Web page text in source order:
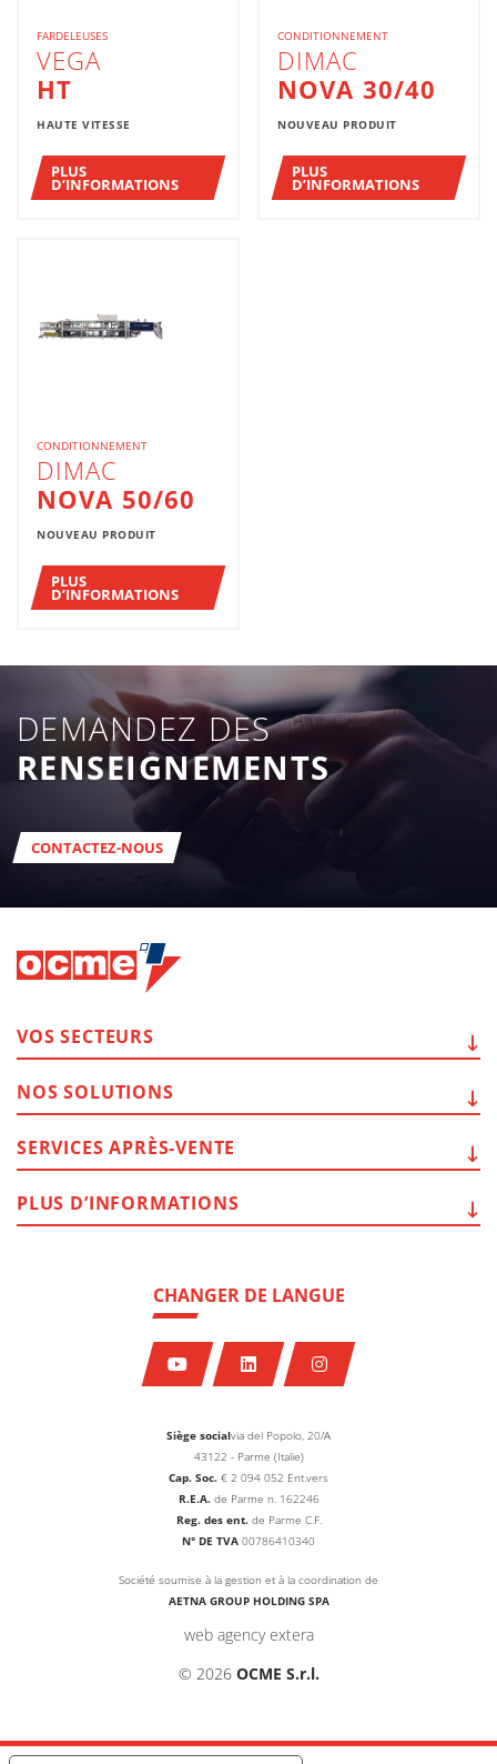
FARDELEUSES
VEGA
HT
HAUTE VITESSE
PLUS
D’INFORMATIONS
CONDITIONNEMENT
DIMAC
NOVA 30/40
NOUVEAU PRODUIT
PLUS
D’INFORMATIONS
CONDITIONNEMENT
DIMAC
NOVA 50/60
NOUVEAU PRODUIT
PLUS
D’INFORMATIONS
DEMANDEZ DES
RENSEIGNEMENTS
CONTACTEZ-NOUS
Siège socialvia del Popolo, 20/A
43122 - Parme (Italie)
Cap. Soc. € 2 094 052 Ent.vers
R.E.A. de Parme n. 162246
Reg. des ent. de Parme C.F.
N° DE TVA 00786410340
Société soumise à la gestion et à la coordination de
AETNA GROUP HOLDING SPA
web agency extera
© 2026 OCME S.r.l.
CHANGER DE LANGUE
VOS SECTEURS
NOS SOLUTIONS
SERVICES APRÈS-VENTE
PLUS D’INFORMATIONS